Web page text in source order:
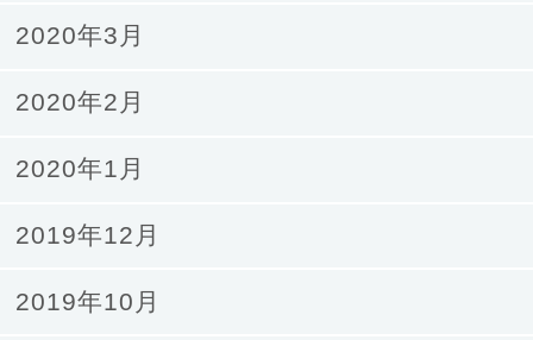
2020年3月
2020年2月
2020年1月
2019年12月
2019年10月